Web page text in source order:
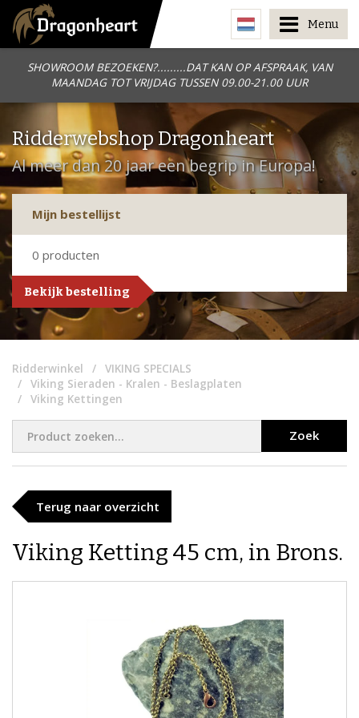
SHOWROOM BEZOEKEN?.........DAT KAN OP AFSPRAAK, VAN
MAANDAG TOT VRIJDAG TUSSEN 09.00-21.00 UUR
Menu
Ridderwebshop Dragonheart
Al meer dan 20 jaar een begrip in Europa!
Mijn bestellijst
0 producten
Bekijk bestelling
Ridderwinkel
VIKING SPECIALS
Viking Sieraden - Kralen - Beslagplaten
Viking Kettingen
Zoek
Terug naar overzicht
Viking Ketting 45 cm, in Brons.